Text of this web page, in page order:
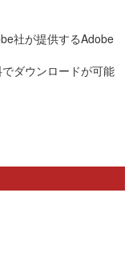
社が提供するAdobe
ダウンロードが可能